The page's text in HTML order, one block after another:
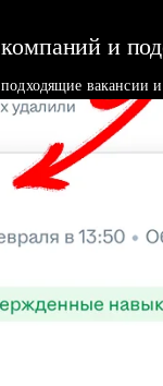
и
вакансии